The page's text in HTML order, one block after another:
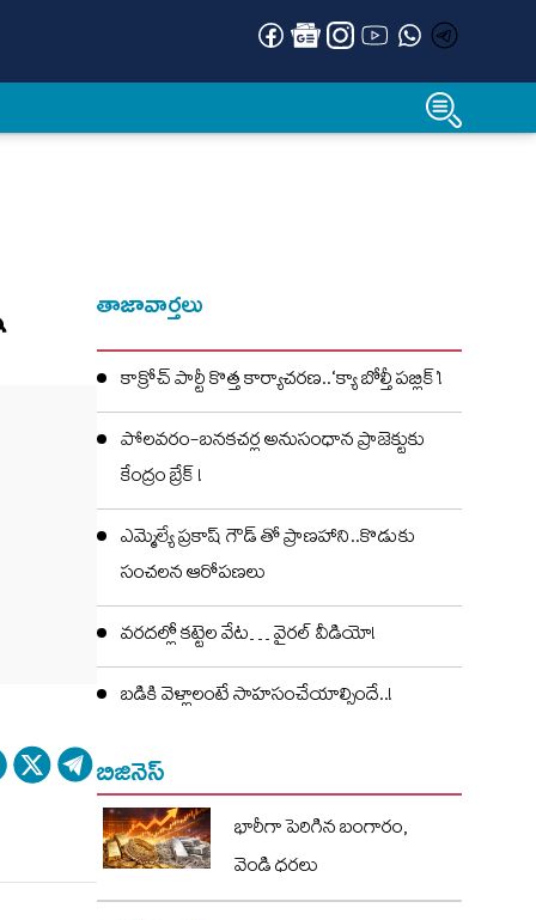
తాజావార్తలు
కాక్రోచ్ పార్టీ కొత్త కార్యాచరణ..‘క్యా బోల్తీ పబ్లిక్’!
పోలవరం-బనకచర్ల అనుసంధాన ప్రాజెక్టుకు
కేంద్రం బ్రేక్ !
ఎమ్మెల్యే ప్రకాష్ గౌడ్ తో ప్రాణహాని..కొడుకు
సంచలన ఆరోపణలు
వరదల్లో కట్టెల వేట… వైరల్ వీడియో!
బడికి వెళ్లాలంటే సాహసంచేయాల్సిందే..!
బిజినెస్
భారీగా పెరిగిన బంగారం,
వెండి ధరలు